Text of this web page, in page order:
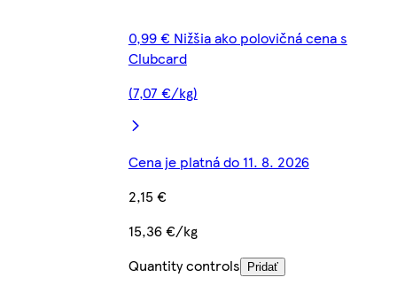
0,99 € Nižšia ako polovičná cena s
Clubcard
(7,07 €/kg)
Cena je platná do 11. 8. 2026
2,15 €
15,36 €/kg
Quantity controls
Pridať